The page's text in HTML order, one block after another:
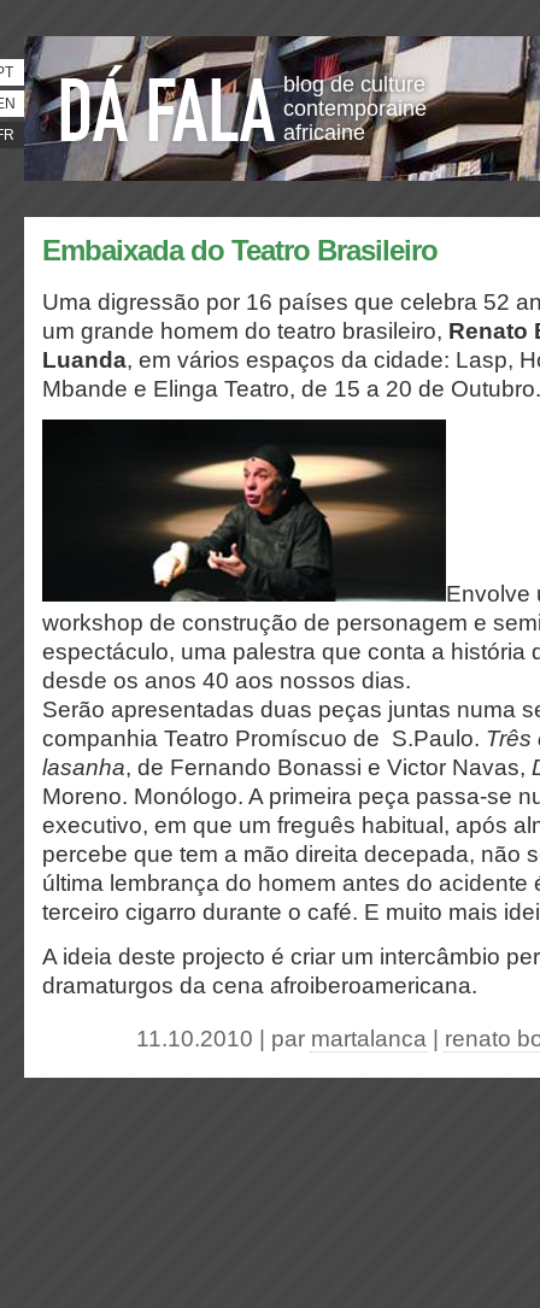
blog de culture
contemporaine
africaine
Embaixada do Teatro Brasileiro
Uma digressão por 16 países que celebra 52
um grande homem do teatro brasileiro, Renato
Luanda, em vários espaços da cidade: Lasp,
Mbande e Elinga Teatro, de 15 a 20 de Outubro.
Envolve
workshop de construção de personagem e
espectáculo, uma palestra que conta a história
desde os anos 40 aos nossos dias.
Serão apresentadas duas peças juntas numa
companhia Teatro Promíscuo de S.Paulo. Três
lasanha, de Fernando Bonassi e Victor Navas,
Moreno. Monólogo. A primeira peça passa-se
executivo, em que um freguês habitual, após
percebe que tem a mão direita decepada, não
última lembrança do homem antes do acidente
terceiro cigarro durante o café. E muito mais
A ideia deste projecto é criar um intercâmbio
dramaturgos da cena afroiberoamericana.
11.10.2010 | par martalanca renato